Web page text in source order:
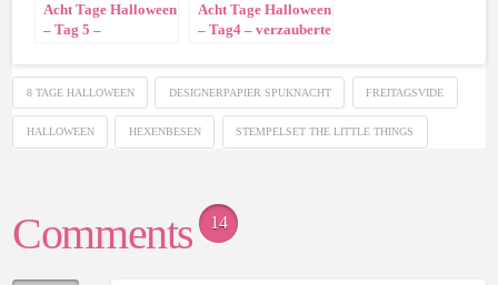
Acht Tage Halloween
– Tag 5 –
Acht Tage Halloween
– Tag4 – verzauberte
8 TAGE HALLOWEEN DESIGNERPAPIER SPUKNACHT FREITAGSVIDE
HALLOWEEN HEXENBESEN STEMPELSET THE LITTLE THINGS
Comments 14